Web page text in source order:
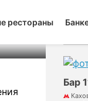
рестораны
Бар